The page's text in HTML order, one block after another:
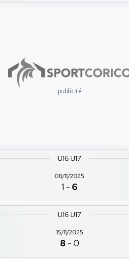
publicité
U16 U17
08/11/2025
1 -6
U16 U17
15/11/2025
8 -0